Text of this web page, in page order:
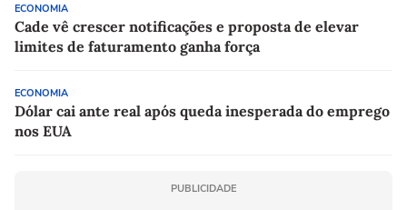
ECONOMIA
Cade vê crescer notificações e proposta de elevar
limites de faturamento ganha força
ECONOMIA
Dólar cai ante real após queda inesperada do emprego
nos EUA
PUBLICIDADE